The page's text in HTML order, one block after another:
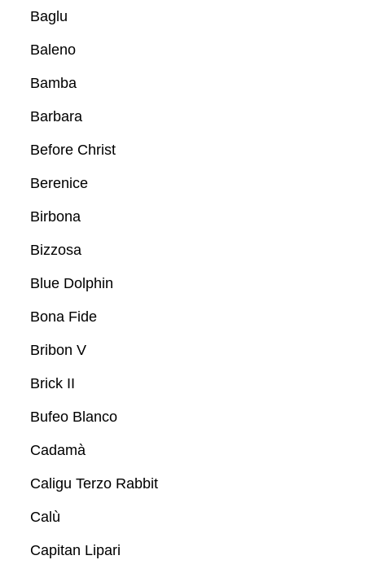
Baglu
Baleno
Bamba
Barbara
Before Christ
Berenice
Birbona
Bizzosa
Blue Dolphin
Bona Fide
Bribon V
Brick II
Bufeo Blanco
Cadamà
Caligu Terzo Rabbit
Calù
Capitan Lipari